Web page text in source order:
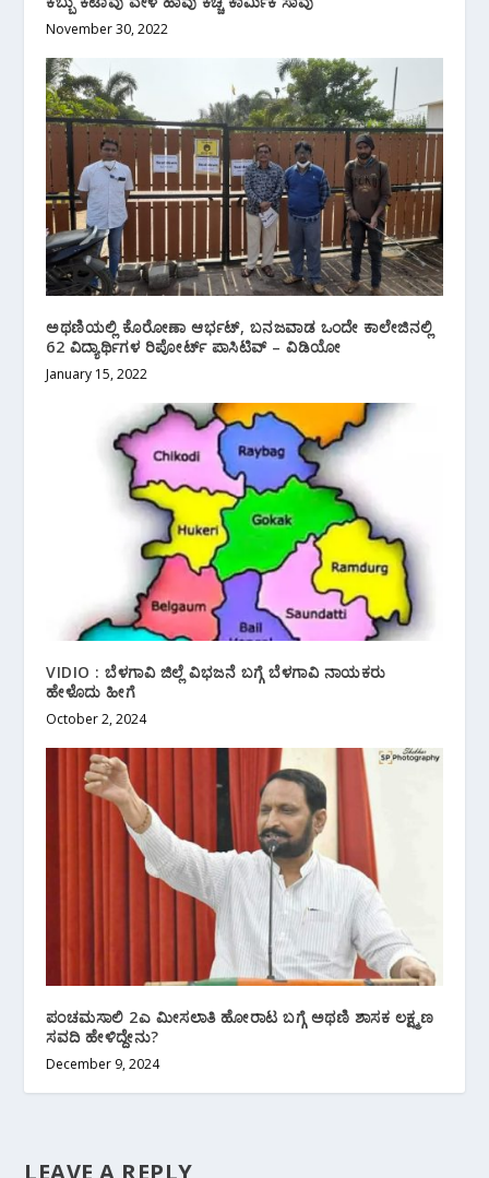
November 30, 2022
ಅಥಣಿಯಲ್ಲಿ ಕೊರೋಣಾ ಆರ್ಭಟ್, ಬನಜವಾಡ ಒಂದೇ ಕಾಲೇಜಿನಲ್ಲಿ
62 ವಿದ್ಯಾರ್ಥಿಗಳ ರಿಪೋರ್ಟ್ ಪಾಸಿಟಿವ್ – ವಿಡಿಯೋ
January 15, 2022
VIDIO : ಬೆಳಗಾವಿ ಜಿಲ್ಲೆ ವಿಭಜನೆ ಬಗ್ಗೆ ಬೆಳಗಾವಿ‌ ನಾಯಕರು
ಹೇಳೊದು ಹೀಗೆ
October 2, 2024
ಪಂಚಮಸಾಲಿ 2ಎ ಮೀಸಲಾತಿ ಹೋರಾಟ ಬಗ್ಗೆ ಅಥಣಿ ಶಾಸಕ‌ ಲಕ್ಷ್ಮಣ
ಸವದಿ ಹೇಳಿದ್ದೇನು?
December 9, 2024
LEAVE A REPLY